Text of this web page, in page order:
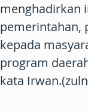
menghadirkan
pemerintahan,
kepada
program
kata